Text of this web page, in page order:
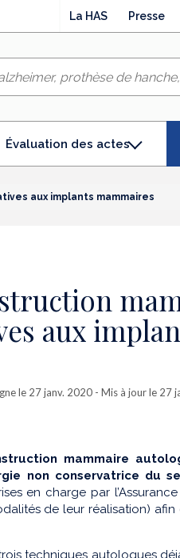
La HAS Presse
Évaluation des actes
(élément
séléctionné)
aux implants mammaires
aux
le 27 janv. 2020 - Mis à jour le 27
mammaire
non conservatrice du
en charge par
de leur réalisation)
techniques autologues